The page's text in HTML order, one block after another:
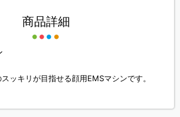
商品詳細
ッキリが目指せる顔用EMSマシンです。